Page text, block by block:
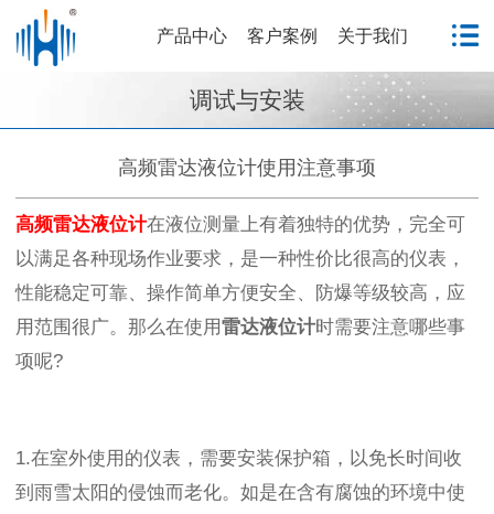
产品中心 客户案例 关于我们
调试与安装
高频雷达液位计使用注意事项
高频雷达液位计在液位测量上有着独特的优势，完全可
以满足各种现场作业要求，是一种性价比很高的仪表，
性能稳定可靠、操作简单方便安全、防爆等级较高，应
用范围很广。那么在使用雷达液位计时需要注意哪些事
项呢?
1.在室外使用的仪表，需要安装保护箱，以免长时间收
到雨雪太阳的侵蚀而老化。如是在含有腐蚀的环境中使